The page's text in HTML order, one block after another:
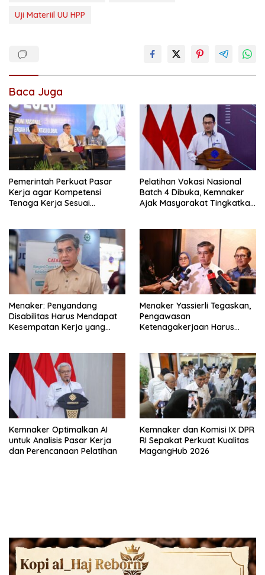
Uji Materiil UU HPP
Baca Juga
Pemerintah Perkuat Pasar
Kerja agar Kompetensi
Tenaga Kerja Sesuai
Pelatihan Vokasi Nasional
Batch 4 Dibuka, Kemnaker
Ajak Masyarakat Tingkatkan
Menaker: Penyandang
Disabilitas Harus Mendapat
Kesempatan Kerja yang
Menaker Yassierli Tegaskan,
Pengawasan
Ketenagakerjaan Harus
Kemnaker Optimalkan AI
untuk Analisis Pasar Kerja
dan Perencanaan Pelatihan
Kemnaker dan Komisi IX DPR
RI Sepakat Perkuat Kualitas
MagangHub 2026